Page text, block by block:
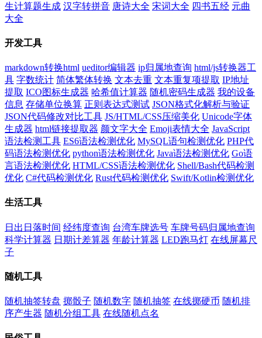
生计算题生成 汉字转拼音 唐诗大全 宋词大全 四书五经 元曲
大全
开发工具
markdown转换html ueditor编辑器 ip归属地查询 html/js转换器工
具 字数统计 简体繁体转换 文本去重 文本重复项提取 IP地址
提取 ICO图标生成器 哈希值计算器 随机密码生成器 我的设备
信息 存储单位换算 正则表达式测试 JSON格式化解析与验证
JSON代码修改对比工具 JS/HTML/CSS压缩美化 Unicode字体
生成器 html链接提取器 颜文字大全 Emoji表情大全 JavaScript
语法检测工具 ES6语法检测优化 MySQL语句检测优化 PHP代
码语法检测优化 python语法检测优化 Java语法检测优化 Go语
言语法检测优化 HTML/CSS语法检测优化 Shell/Bash代码检测
优化 C#代码检测优化 Rust代码检测优化 Swift/Kotlin检测优化
生活工具
日出日落时间 经纬度查询 台湾车牌选号 车牌号码归属地查询
科学计算器 日期计差算器 年龄计算器 LED跑马灯 在线屏幕尺
子
随机工具
随机抽签转盘 掷骰子 随机数字 随机抽签 在线掷硬币 随机排
序产生器 随机分组工具 在线随机点名